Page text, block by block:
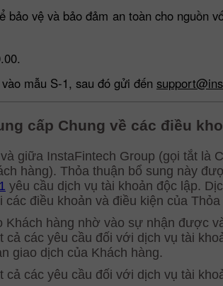
vệ và bảo đảm an toàn cho nguồn
mẫu S-1, sau đó gửi đến